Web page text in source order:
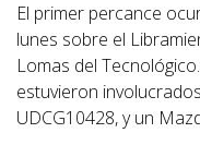
El primer percance
lunes sobre el
Lomas del
estuvieron
UDCG10428, y un